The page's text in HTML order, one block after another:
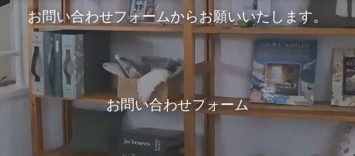
お問い合わせフォームからお願いいたします。
お問い合わせフォーム